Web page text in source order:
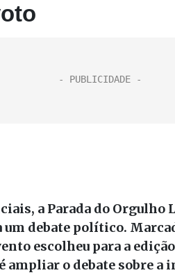
a Parada do Orgulho
um debate político.
escolheu para a
ampliar o debate sobre a